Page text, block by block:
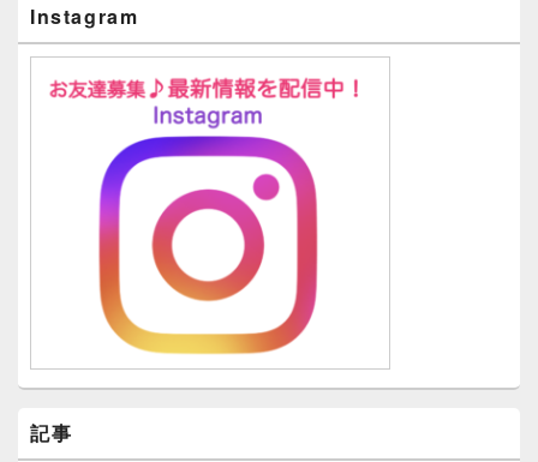
Instagram
記事